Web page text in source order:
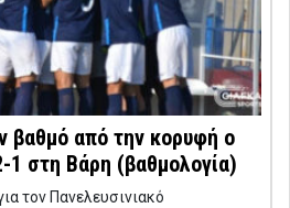
βαθμό από την κορυφή ο
1 στη Βάρη (βαθμολογία)
τον Πανελευσινιακό